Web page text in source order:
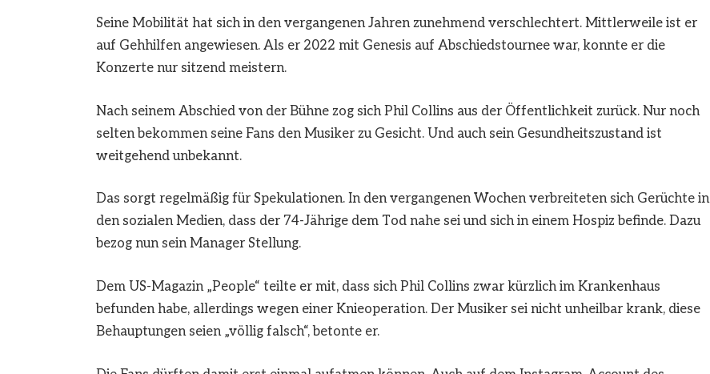
Seine Mobilität hat sich in den vergangenen Jahren zunehmend verschlechtert. Mittlerweile ist er
auf Gehhilfen angewiesen. Als er 2022 mit Genesis auf Abschiedstournee war, konnte er die
Konzerte nur sitzend meistern.
Nach seinem Abschied von der Bühne zog sich Phil Collins aus der Öffentlichkeit zurück. Nur noch
selten bekommen seine Fans den Musiker zu Gesicht. Und auch sein Gesundheitszustand ist
weitgehend unbekannt.
Das sorgt regelmäßig für Spekulationen. In den vergangenen Wochen verbreiteten sich Gerüchte in
den sozialen Medien, dass der 74-Jährige dem Tod nahe sei und sich in einem Hospiz befinde. Dazu
bezog nun sein Manager Stellung.
Dem US-Magazin „People“ teilte er mit, dass sich Phil Collins zwar kürzlich im Krankenhaus
befunden habe, allerdings wegen einer Knieoperation. Der Musiker sei nicht unheilbar krank, diese
Behauptungen seien „völlig falsch“, betonte er.